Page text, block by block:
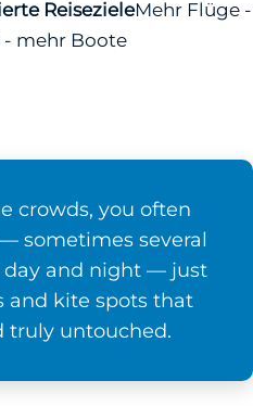
ReisezieleMehr Flüge -
mehr Boote
crowds, you often
sometimes several
day and night — just
and kite spots that
truly untouched.